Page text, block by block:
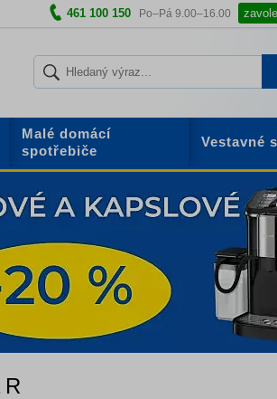
461 100 150 Po–Pá 9.00–16.00
Malé domácí
spotřebiče
Vestavné
R